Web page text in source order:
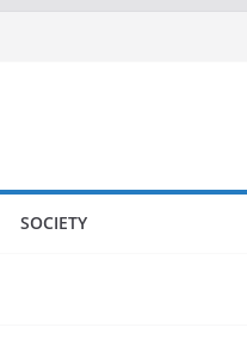
SOCIETY